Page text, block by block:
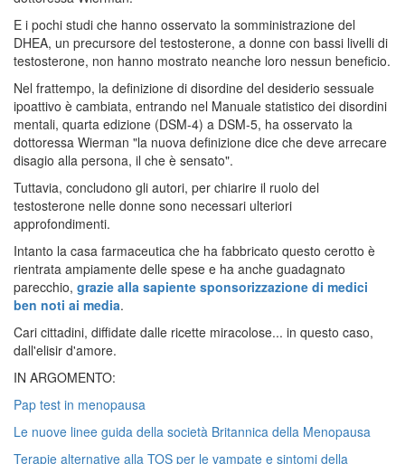
E i pochi studi che hanno osservato la somministrazione del
DHEA, un precursore del testosterone, a donne con bassi livelli di
testosterone, non hanno mostrato neanche loro nessun beneficio.
Nel frattempo, la definizione di disordine del desiderio sessuale
ipoattivo è cambiata, entrando nel Manuale statistico dei disordini
mentali, quarta edizione (DSM-4) a DSM-5, ha osservato la
dottoressa Wierman "la nuova definizione dice che deve arrecare
disagio alla persona, il che è sensato".
Tuttavia, concludono gli autori, per chiarire il ruolo del
testosterone nelle donne sono necessari ulteriori
approfondimenti.
Intanto la casa farmaceutica che ha fabbricato questo cerotto è
rientrata ampiamente delle spese e ha anche guadagnato
parecchio, grazie alla sapiente sponsorizzazione di medici
ben noti ai media.
Cari cittadini, diffidate dalle ricette miracolose... in questo caso,
dall'elisir d'amore.
IN ARGOMENTO:
Pap test in menopausa
Le nuove linee guida della società Britannica della Menopausa
Terapie alternative alla TOS per le vampate e sintomi della